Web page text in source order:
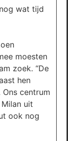
wat tijd
moesten
zoek. “De
hen
centrum
uit
ook nog